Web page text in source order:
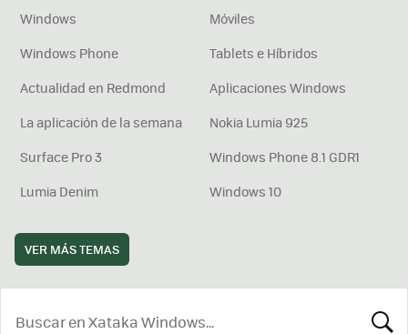
Windows
Móviles
Windows Phone
Tablets e Híbridos
Actualidad en Redmond
Aplicaciones Windows
La aplicación de la semana
Nokia Lumia 925
Surface Pro 3
Windows Phone 8.1 GDR1
Lumia Denim
Windows 10
VER MÁS TEMAS